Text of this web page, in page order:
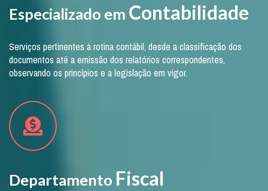
Especializado em Contabilidade
Serviços pertinentes à rotina contábil, desde a classificação dos
documentos até a emissão dos relatórios correspondentes,
observando os princípios e a legislação em vigor.
Departamento Fiscal